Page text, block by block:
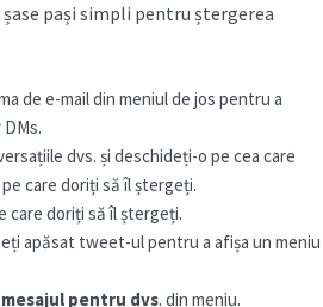
șase pași simpli pentru ștergerea
de e-mail din meniul de jos pentru a
dvs. și deschideți-o pe cea care
care doriți să îl ștergeți.
care doriți să îl ștergeți.
apăsat tweet-ul pentru a afișa un meniu
pentru dvs. din meniu.